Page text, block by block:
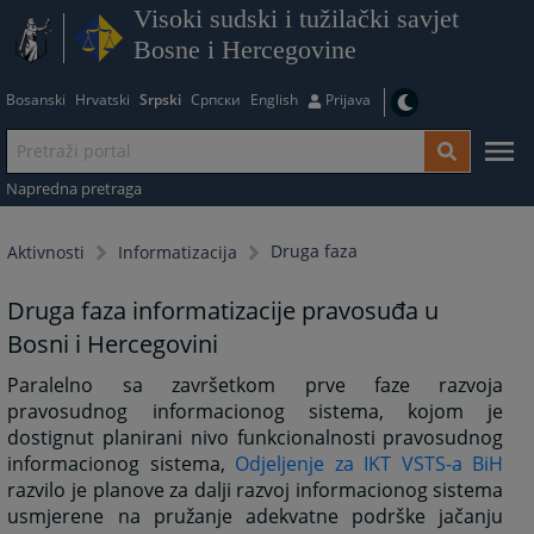
Visoki sudski i tužilački savjet
Bosne i Hercegovine
Bosanski Hrvatski Srpski Српски English Prijava
Napredna pretraga
Aktivnosti Informatizacija Druga faza
Druga faza informatizacije pravosuđa u
Bosni i Hercegovini
Paralelno sa završetkom prve faze razvoja
pravosudnog informacionog sistema, kojom je
dostignut planirani nivo funkcionalnosti pravosudnog
informacionog sistema, Odjeljenje za IKT VSTS-a BiH
razvilo je planove za dalji razvoj informacionog sistema
usmjerene na pružanje adekvatne podrške jačanju